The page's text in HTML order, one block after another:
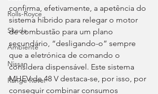
Rolls-Royce
Skoda
Ambiente
Nissan
Range Rover
confirma, efetivamente, a apetência do
sistema híbrido para relegar o motor
de combustão para um plano
secundário, “desligando-o” sempre
que a eletrónica de comando o
considera dispensável. Este sistema
MHEV de 48 V destaca-se, por isso, por
conseguir combinar consumos